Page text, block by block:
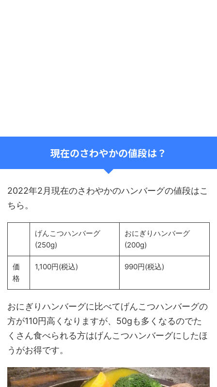
現在のさわやかの値段は？
2022年2月現在のさわやかのハンバーグの値段はこ
ちら。
げんこつハンバーグ
(250g)
おにぎりハンバーグ
(200g)
価
格
1,100円(税込) 990円(税込)
おにぎりハンバーグに比べてげんこつハンバーグの
方が110円高くなりますが、50gも多くなるのでた
くさん食べられる方はげんこつハンバーグにしたほ
うがお得です。